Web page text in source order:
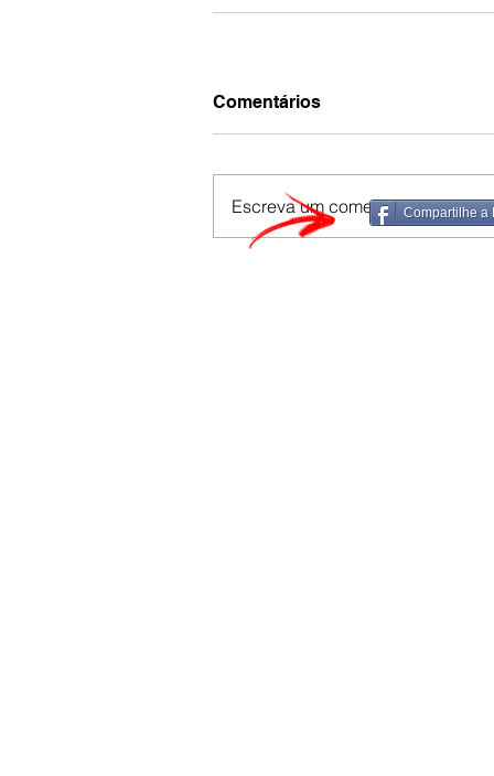
Comentários
Escreva um comentárioCompartilhe a